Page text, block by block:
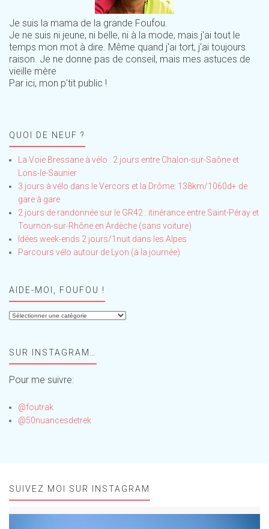
Je suis la mama de la grande Foufou.
Je ne suis ni jeune, ni belle, ni à la mode, mais j'ai tout le
temps mon mot à dire. Même quand j'ai tort, j'ai toujours
raison. Je ne donne pas de conseil, mais mes astuces de
vieille mère
Par ici, mon p'tit public !
QUOI DE NEUF ?
La Voie Bressane à vélo : 2 jours entre Chalon-sur-Saône et
Lons-le-Saunier
3 jours à vélo dans le Vercors et la Drôme: 138km/1060d+ de
gare à gare
2 jours de randonnée sur le GR42 : itinérance entre Saint-Péray et
Tournon-sur-Rhône en Ardèche (sans voiture)
Idées week-ends 2 jours/1nuit dans les Alpes
Parcours vélo autour de Lyon (à la journée)
AIDE-MOI, FOUFOU !
Aide-
!SUR INSTAGRAM…
Pour me suivre:
@foutrak
@50nuancesdetrek
SUIVEZ MOI SUR INSTAGRAM